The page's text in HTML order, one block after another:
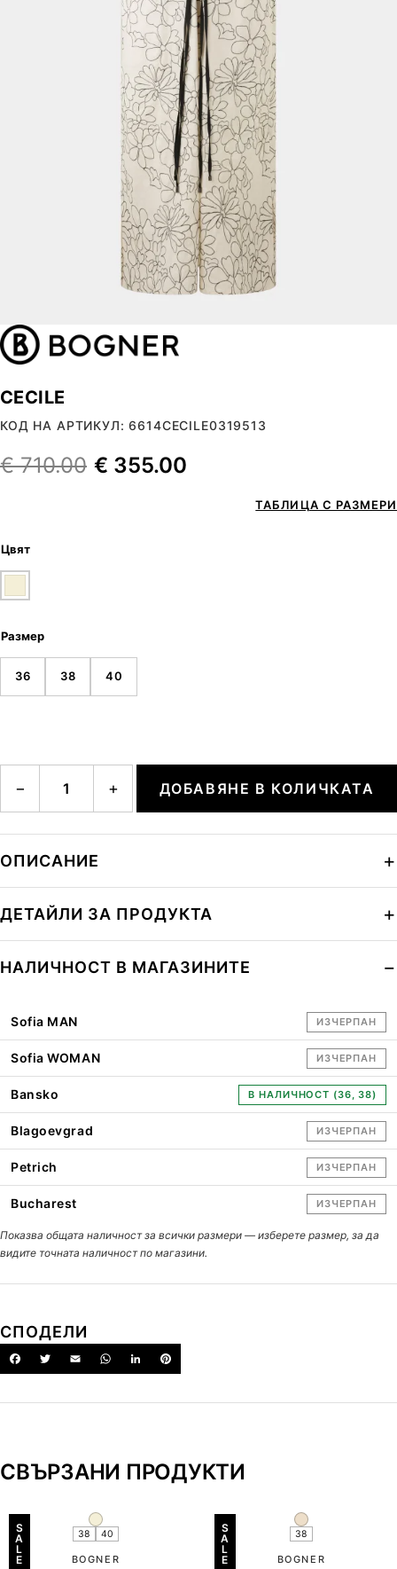
CECILE
КОД НА АРТИКУЛ: 6614CECILE0319513
€710.00 € 355.00
ТАБЛИЦА С РАЗМЕРИ
Цвят
Размер
36 38 40
− + ДОБАВЯНЕ В КОЛИЧКАТА
ОПИСАНИЕ
ДЕТАЙЛИ ЗА ПРОДУКТА
НАЛИЧНОСТ В МАГАЗИНИТЕ
Sofia MAN ИЗЧЕРПАН
Sofia WOMAN ИЗЧЕРПАН
Bansko В НАЛИЧНОСТ (36, 38)
Blagoevgrad ИЗЧЕРПАН
Petrich ИЗЧЕРПАН
Bucharest ИЗЧЕРПАН
Показва общата наличност за всички размери — изберете размер, за да
видите точната наличност по магазини.
СПОДЕЛИ
СВЪРЗАНИ ПРОДУКТИ
S
A
L
E
38 40
BOGNER
S
A
L
E
38
BOGNER